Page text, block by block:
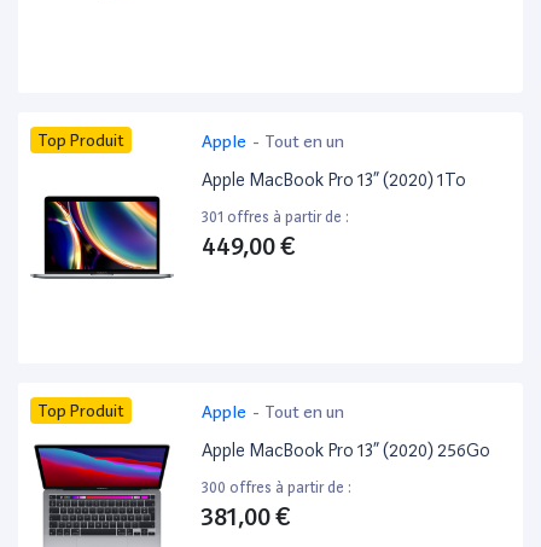
Top Produit Apple - Tout en un
Apple MacBook Pro 13” (2020) 1To
301 offres à partir de :
449,00 €
Top Produit Apple - Tout en un
Apple MacBook Pro 13” (2020) 256Go
300 offres à partir de :
381,00 €